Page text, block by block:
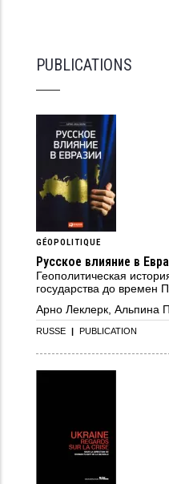
PUBLICATIONS
GÉOPOLITIQUE
Русское влияние в
Геополитическая
государства до времен
Арно Леклерк, Альпина
RUSSE PUBLICATION